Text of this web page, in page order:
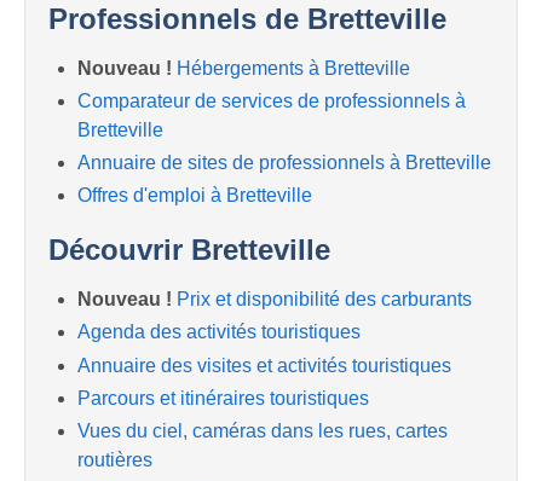
Professionnels de Bretteville
Nouveau ! Hébergements à Bretteville
Comparateur de services de professionnels à
Bretteville
Annuaire de sites de professionnels à Bretteville
Offres d'emploi à Bretteville
Découvrir Bretteville
Nouveau ! Prix et disponibilité des carburants
Agenda des activités touristiques
Annuaire des visites et activités touristiques
Parcours et itinéraires touristiques
Vues du ciel, caméras dans les rues, cartes
routières